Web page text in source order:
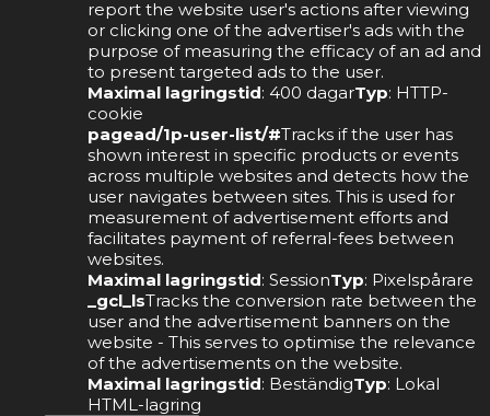
report the website user's actions after viewing
or clicking one of the advertiser's ads with the
purpose of measuring the efficacy of an ad and
to present targeted ads to the user.
Maximal lagringstid: 400 dagarTyp: HTTP-
cookie
pagead/1p-user-list/#Tracks if the user has
shown interest in specific products or events
across multiple websites and detects how the
user navigates between sites. This is used for
measurement of advertisement efforts and
facilitates payment of referral-fees between
websites.
Maximal lagringstid: SessionTyp: Pixelspårare
_gcl_lsTracks the conversion rate between the
user and the advertisement banners on the
website - This serves to optimise the relevance
of the advertisements on the website.
Maximal lagringstid: BeständigTyp: Lokal
HTML-lagring